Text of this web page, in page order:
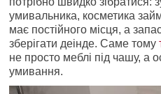
умивальника, косметика
має постійного місця, а
зберігати деінде. Саме тому
не просто меблі під чашу, а
умивання.